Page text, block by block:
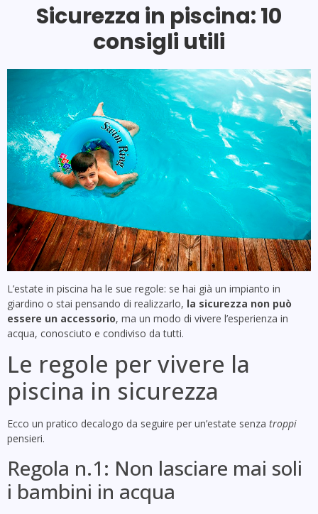
Sicurezza in piscina: 10
consigli utili
L’estate in piscina ha le sue regole: se hai già un impianto in
giardino o stai pensando di realizzarlo, la sicurezza non può
essere un accessorio, ma un modo di vivere l’esperienza in
acqua, conosciuto e condiviso da tutti.
Le regole per vivere la
piscina in sicurezza
Ecco un pratico decalogo da seguire per un’estate senza troppi
pensieri.
Regola n.1: Non lasciare mai soli
i bambini in acqua